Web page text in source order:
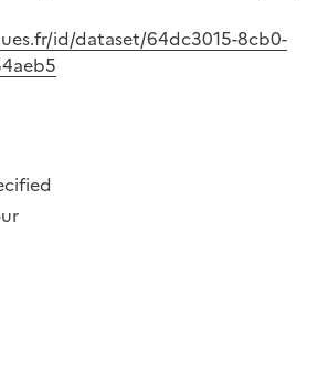
id/dataset/64dc3015-8cb0-